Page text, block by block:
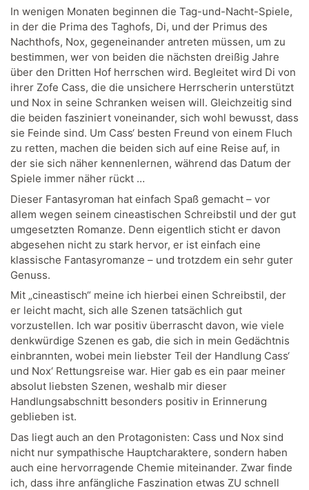
In wenigen Monaten beginnen die Tag-und-Nacht-Spiele,
in der die Prima des Taghofs, Di, und der Primus des
Nachthofs, Nox, gegeneinander antreten müssen, um zu
bestimmen, wer von beiden die nächsten dreißig Jahre
über den Dritten Hof herrschen wird. Begleitet wird Di von
ihrer Zofe Cass, die die unsichere Herrscherin unterstützt
und Nox in seine Schranken weisen will. Gleichzeitig sind
die beiden fasziniert voneinander, sich wohl bewusst, dass
sie Feinde sind. Um Cass‘ besten Freund von einem Fluch
zu retten, machen die beiden sich auf eine Reise auf, in
der sie sich näher kennenlernen, während das Datum der
Spiele immer näher rückt …
Dieser Fantasyroman hat einfach Spaß gemacht – vor
allem wegen seinem cineastischen Schreibstil und der gut
umgesetzten Romanze. Denn eigentlich sticht er davon
abgesehen nicht zu stark hervor, er ist einfach eine
klassische Fantasyromanze – und trotzdem ein sehr guter
Genuss.
Mit „cineastisch“ meine ich hierbei einen Schreibstil, der
er leicht macht, sich alle Szenen tatsächlich gut
vorzustellen. Ich war positiv überrascht davon, wie viele
denkwürdige Szenen es gab, die sich in mein Gedächtnis
einbrannten, wobei mein liebster Teil der Handlung Cass‘
und Nox‘ Rettungsreise war. Hier gab es ein paar meiner
absolut liebsten Szenen, weshalb mir dieser
Handlungsabschnitt besonders positiv in Erinnerung
geblieben ist.
Das liegt auch an den Protagonisten: Cass und Nox sind
nicht nur sympathische Hauptcharaktere, sondern haben
auch eine hervorragende Chemie miteinander. Zwar finde
ich, dass ihre anfängliche Faszination etwas ZU schnell